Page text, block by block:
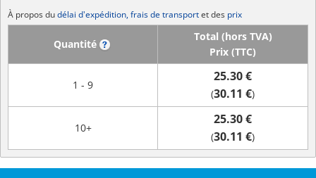
À propos dudélai d'expédition, frais de transportet des prix
Quantité
Total (hors TVA)
Prix (TTC)
1 - 9
25.30 €
(30.11 €)
10+
25.30 €
(30.11 €)